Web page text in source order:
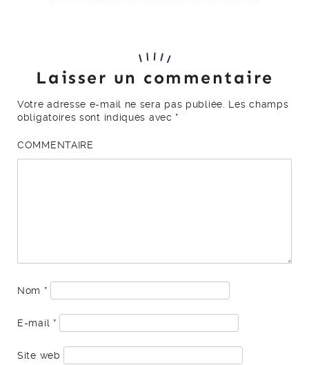
Laisser un commentaire
Votre adresse e-mail ne sera pas publiée.
Les champs
obligatoires sont indiqués avec *
COMMENTAIRE
Nom *
E-mail *
Site web